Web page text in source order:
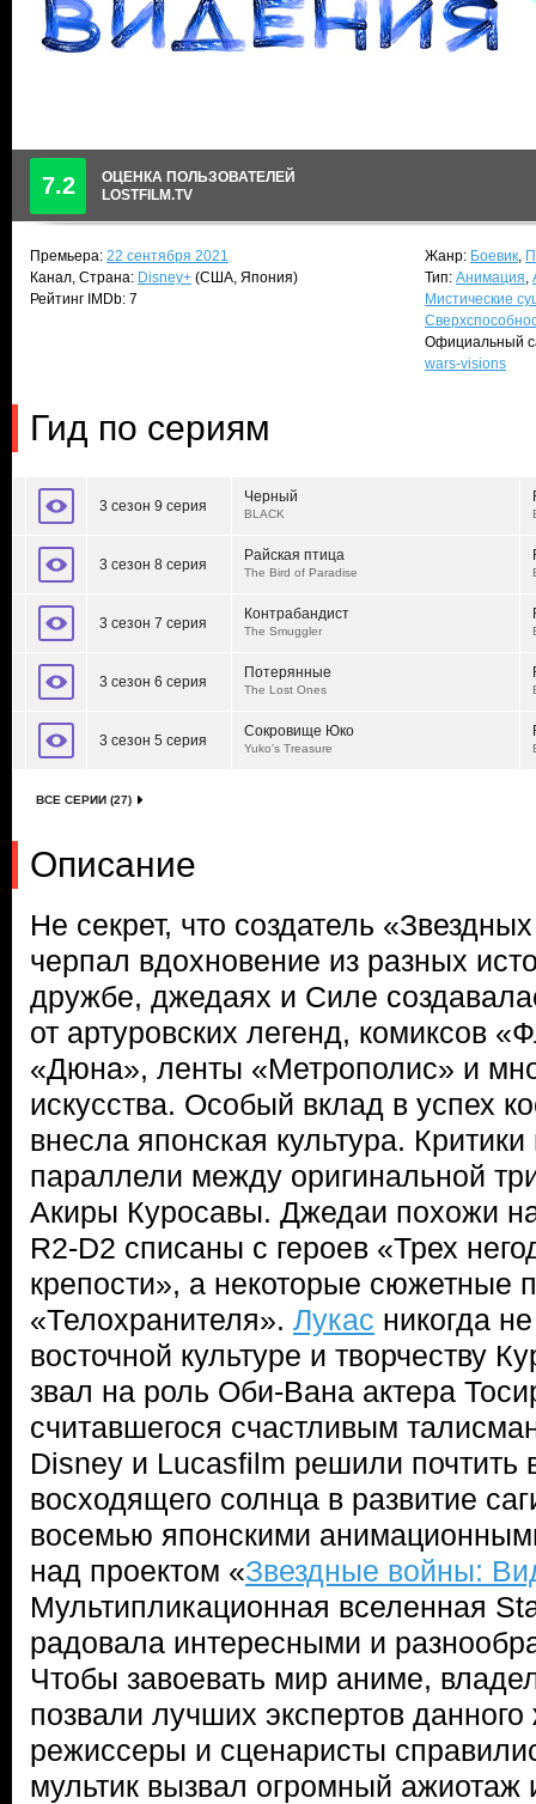
7.2
ОЦЕНКА ПОЛЬЗОВАТЕЛЕЙ
LOSTFILM.TV
Премьера: 22 сентября 2021
Канал, Страна: Disney+ (США, Япония)
Рейтинг IMDb: 7
Жанр: Боевик,
Тип: Анимация,
Мистические
Официальный
wars-visions
Гид по сериям
3 сезон 9 серия
Черный
BLACK
3 сезон 8 серия
Райская птица
The Bird of Paradise
3 сезон 7 серия
Контрабандист
The Smuggler
3 сезон 6 серия
Потерянные
The Lost Ones
3 сезон 5 серия
Сокровище Юко
Yuko's Treasure
ВСЕ СЕРИИ (27)
Описание
Не секрет, что создатель
черпал вдохновение из разных
дружбе, джедаях и Силе
от артуровских легенд, комиксов
«Дюна», ленты «Метрополис» и
искусства. Особый вклад в успех
внесла японская культура. Критики
параллели между оригинальной
Акиры Куросавы. Джедаи похожи
R2-D2 списаны с героев «Трех
крепости», а некоторые сюжетные
«Телохранителя». Лукас никогда
восточной культуре и творчеству
звал на роль Оби-Вана актера
считавшегося счастливым
Disney и Lucasfilm решили почтить
восходящего солнца в развитие
восемью японскими
над проектом «Звездные войны:
Мультипликационная вселенная
радовала интересными и
Чтобы завоевать мир аниме,
позвали лучших экспертов
режиссеры и сценаристы
мультик вызвал огромный ажиотаж